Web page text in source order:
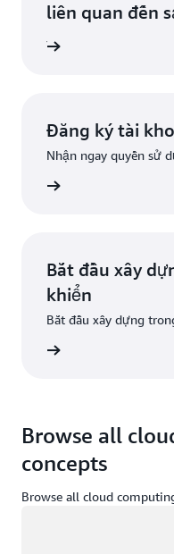
liên quan đến
Đăng ký tài
Nhận ngay quyền sử
Bắt đầu xây
khiển
Bắt đầu xây dựng
Browse all
concepts
Browse all cloud